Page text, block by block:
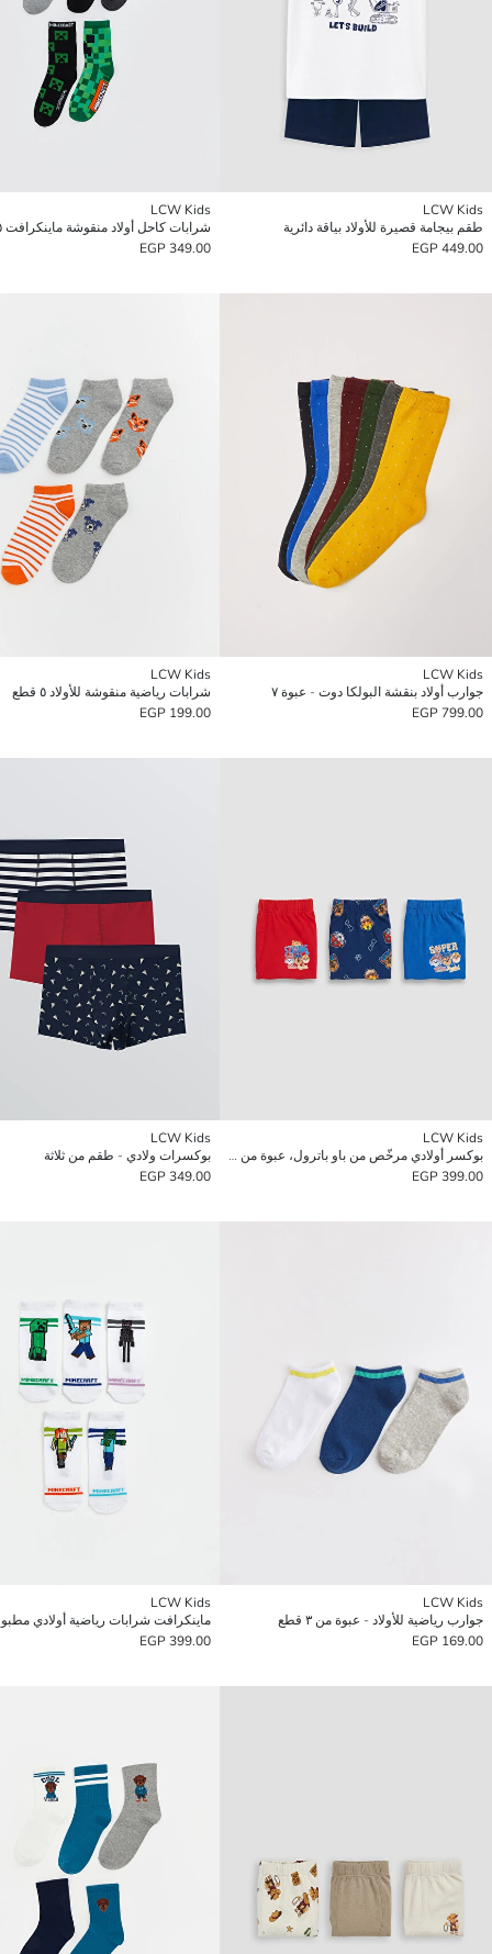
LCW Kids
طقم بيجامة قصيرة للأولاد بياقة دائرية
449.00 EGP
LCW Kids
شرابات كاحل أولاد منقوشة ماينكرافت ٥ قطع
349.00 EGP
LCW Kids
جوارب أولاد بنقشة البولكا دوت - عبوة ٧
799.00 EGP
LCW Kids
شرابات رياضية منقوشة للأولاد ٥ قطع
199.00 EGP
LCW Kids
بوكسر أولادي مرخّص من باو باترول، عبوة من 3 قطع
399.00 EGP
LCW Kids
بوكسرات ولادي - طقم من ثلاثة
349.00 EGP
LCW Kids
جوارب رياضية للأولاد - عبوة من ٣ قطع
169.00 EGP
LCW Kids
399.00 EGP